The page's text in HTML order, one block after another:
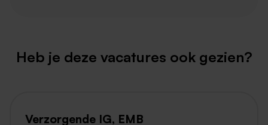
Heb je deze vacatures ook gezien?
Verzorgende IG, EMB